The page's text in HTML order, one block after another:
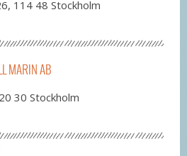
114 48 Stockholm
MARIN AB
30 Stockholm